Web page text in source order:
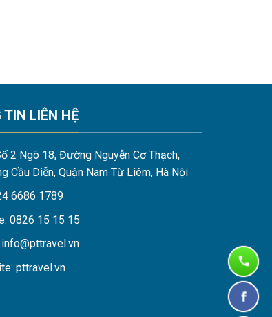
TIN LIÊN HỆ
2 Ngõ 18, Đường Nguyễn Cơ Thạch,
Cầu Diễn, Quận Nam Từ Liêm, Hà Nội
6686 1789
0826 15 15 15
info@pttravel.vn
pttravel.vn